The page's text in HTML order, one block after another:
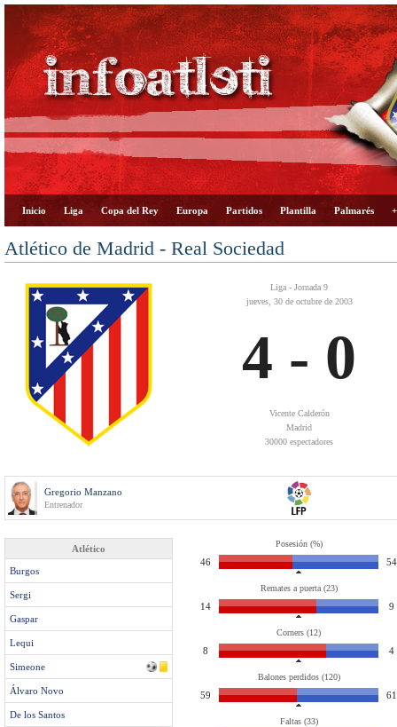
Inicio Liga Copa del Rey Europa Partidos Plantilla Palmarés
Atlético de Madrid - Real Sociedad
Liga - Jornada 9
jueves, 30 de octubre de 2003
4 - 0
Vicente Calderón
Madrid
30000 espectadores
Gregorio Manzano
Entrenador
Atlético
Burgos
Sergi
Gaspar
Lequi
Simeone
Álvaro Novo
De los Santos
Posesión (%)
46 54
Remates a puerta (23)
14 9
Corners (12)
8 4
Balones perdidos (120)
59 61
Faltas (33)